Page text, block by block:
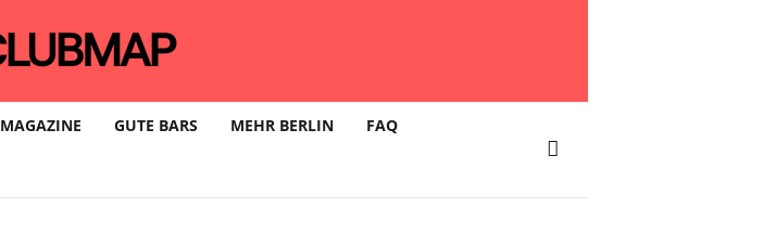
MAGAZINE GUTE BARS MEHR BERLIN FAQ